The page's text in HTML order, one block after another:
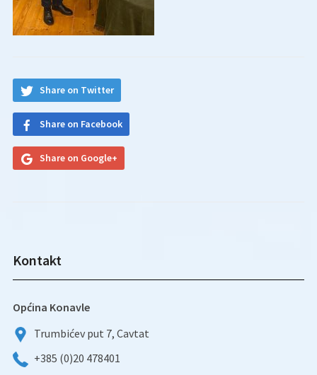
Share on Twitter
Share on Facebook
Share on Google+
Kontakt
Općina Konavle
Trumbićev put 7, Cavtat
+385 (0)20 478401